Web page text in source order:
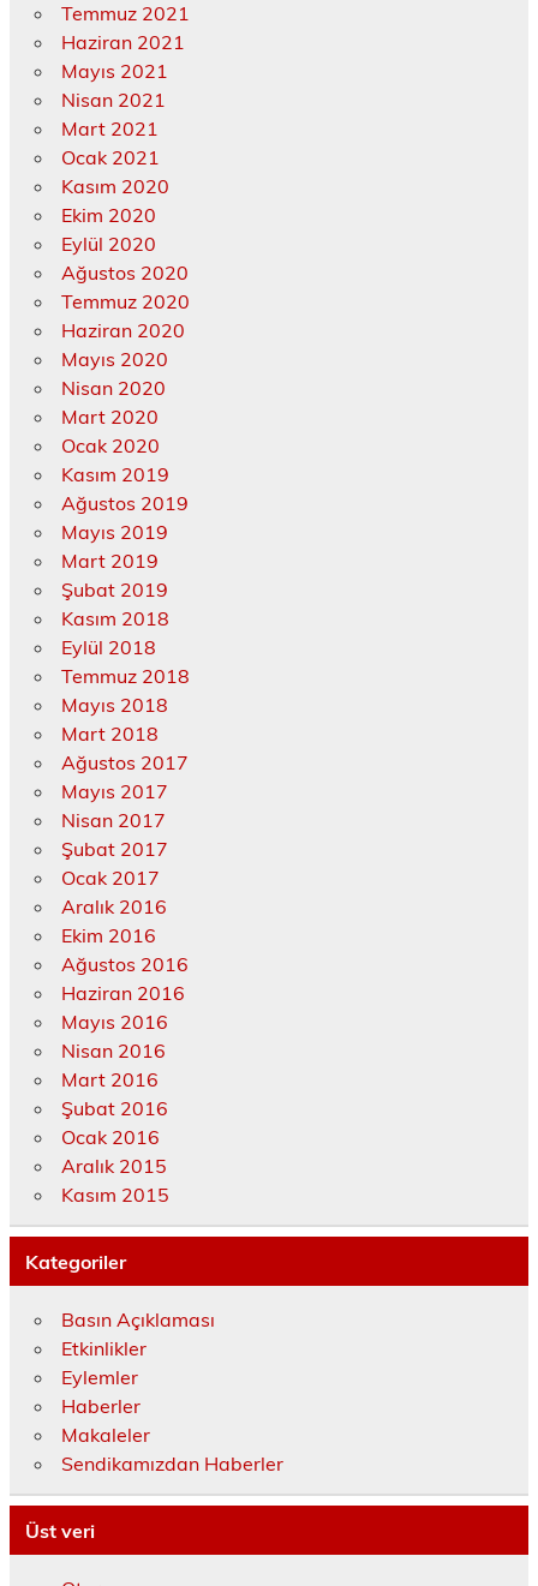
Temmuz 2021
Haziran 2021
Mayıs 2021
Nisan 2021
Mart 2021
Ocak 2021
Kasım 2020
Ekim 2020
Eylül 2020
Ağustos 2020
Temmuz 2020
Haziran 2020
Mayıs 2020
Nisan 2020
Mart 2020
Ocak 2020
Kasım 2019
Ağustos 2019
Mayıs 2019
Mart 2019
Şubat 2019
Kasım 2018
Eylül 2018
Temmuz 2018
Mayıs 2018
Mart 2018
Ağustos 2017
Mayıs 2017
Nisan 2017
Şubat 2017
Ocak 2017
Aralık 2016
Ekim 2016
Ağustos 2016
Haziran 2016
Mayıs 2016
Nisan 2016
Mart 2016
Şubat 2016
Ocak 2016
Aralık 2015
Kasım 2015
Kategoriler
Basın Açıklaması
Etkinlikler
Eylemler
Haberler
Makaleler
Sendikamızdan Haberler
Üst veri